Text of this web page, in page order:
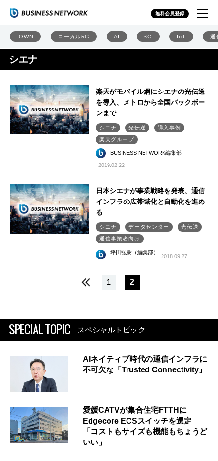
無料会員登録
IOWN ローカル5G AI 6G IoT 通
シエナ
楽天がモバイル網にシエナの光伝送
を導入、メトロから全国バックボー
ンまで
シエナ 光伝送
導入事例
楽天グループ
BUSINESS NETWORK編集部
2019.02.22
日本シエナが事業戦略を発表、通信
インフラの広帯域化と自動化を進め
る
シエナ データセンター
光伝送
通信事業者向け
坪田弘樹（編集部）
2018.09.27
1 2
SPECIAL TOPIC スペシャルトピック
AIネイティブ時代の通信インフラに
不可欠な「Trusted Connectivity」
愛媛CATVが集合住宅FTTHに
Edgecore ECSスイッチを選定
「コストもサイズも機能もちょうど
いい」